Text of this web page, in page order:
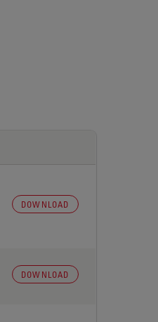
DOWNLOAD
DOWNLOAD